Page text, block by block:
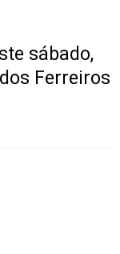
sábado,
Ferreiros